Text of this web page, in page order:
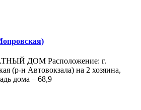
ДОМ Расположение: г.
(р-н Автовокзала) на 2 хозяина,
дома – 68,9